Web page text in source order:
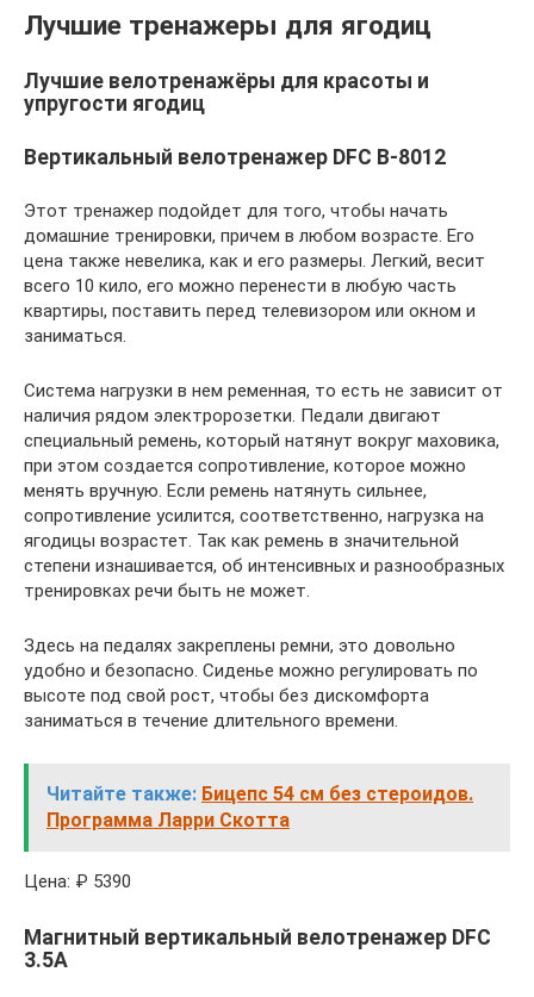
Лучшие тренажеры для ягодиц
Лучшие велотренажёры для красоты и
упругости ягодиц
Вертикальный велотренажер DFC B-8012
Этот тренажер подойдет для того, чтобы начать
домашние тренировки, причем в любом возрасте. Его
цена также невелика, как и его размеры. Легкий, весит
всего 10 кило, его можно перенести в любую часть
квартиры, поставить перед телевизором или окном и
заниматься.
Система нагрузки в нем ременная, то есть не зависит от
наличия рядом электророзетки. Педали двигают
специальный ремень, который натянут вокруг маховика,
при этом создается сопротивление, которое можно
менять вручную. Если ремень натянуть сильнее,
сопротивление усилится, соответственно, нагрузка на
ягодицы возрастет. Так как ремень в значительной
степени изнашивается, об интенсивных и разнообразных
тренировках речи быть не может.
Здесь на педалях закреплены ремни, это довольно
удобно и безопасно. Сиденье можно регулировать по
высоте под свой рост, чтобы без дискомфорта
заниматься в течение длительного времени.
Читайте также: Бицепс 54 см без стероидов.
Программа Ларри Скотта
Цена: ₽ 5390
Магнитный вертикальный велотренажер DFC
3.5А